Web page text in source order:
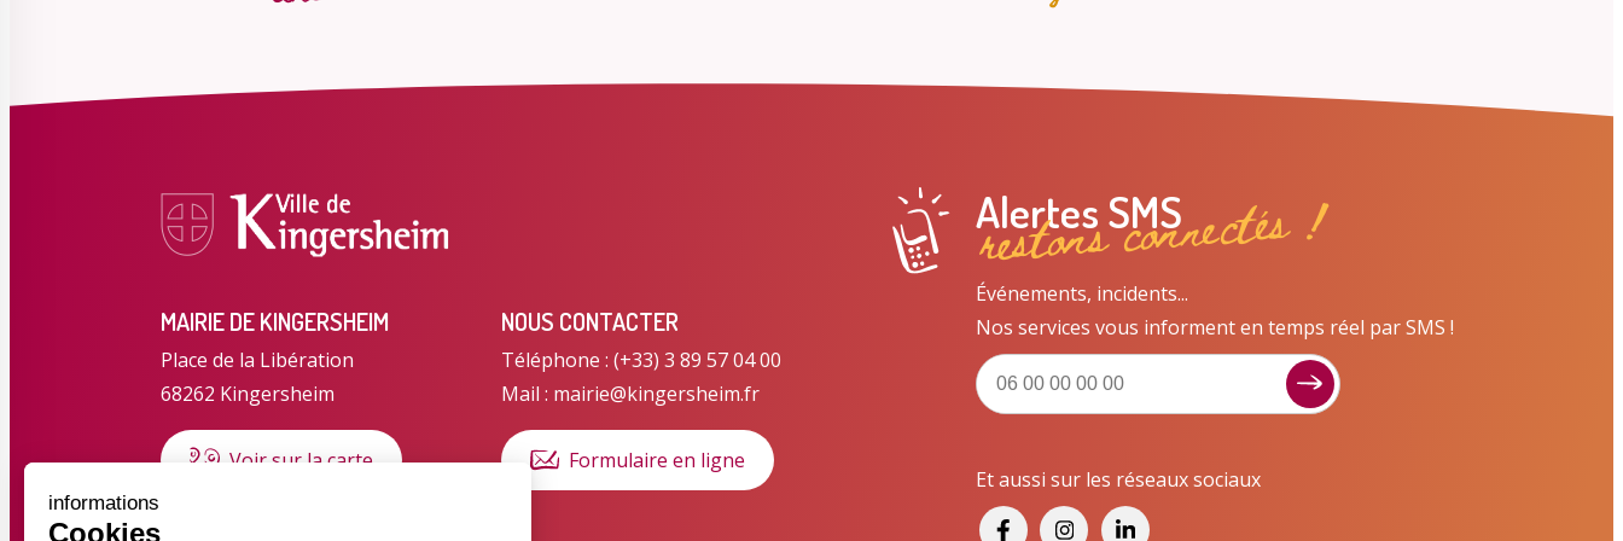
informations
Cookies
MAIRIE DE KINGERSHEIM
Place de la Libération
68262 Kingersheim
Voir sur la carte
NOUS CONTACTER
Téléphone : (+33) 3 89 57 04 00
Mail : mairie@kingersheim.fr
Formulaire en ligne
Alertes SMS
restons connectés !
Événements, incidents...
Nos services vous informent en temps réel par SMS !
Et aussi sur les réseaux sociaux
Signaler un dysfonctionnement ?
Cliquez ici pour interagir avec les services de
votre ville !